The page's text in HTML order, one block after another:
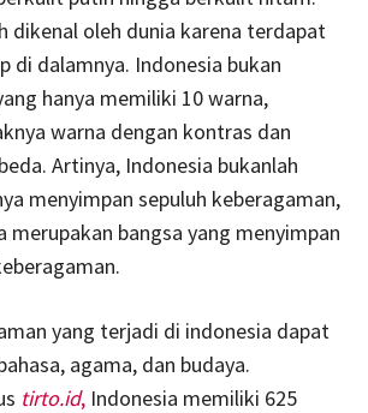
dikenal oleh dunia karena terdapat
di dalamnya. Indonesia bukan
hanya memiliki 10 warna,
warna dengan kontras dan
Artinya, Indonesia bukanlah
menyimpan sepuluh keberagaman,
merupakan bangsa yang menyimpan
yang terjadi di indonesia dapat
agama, dan budaya.
tirto.id, Indonesia memiliki 625